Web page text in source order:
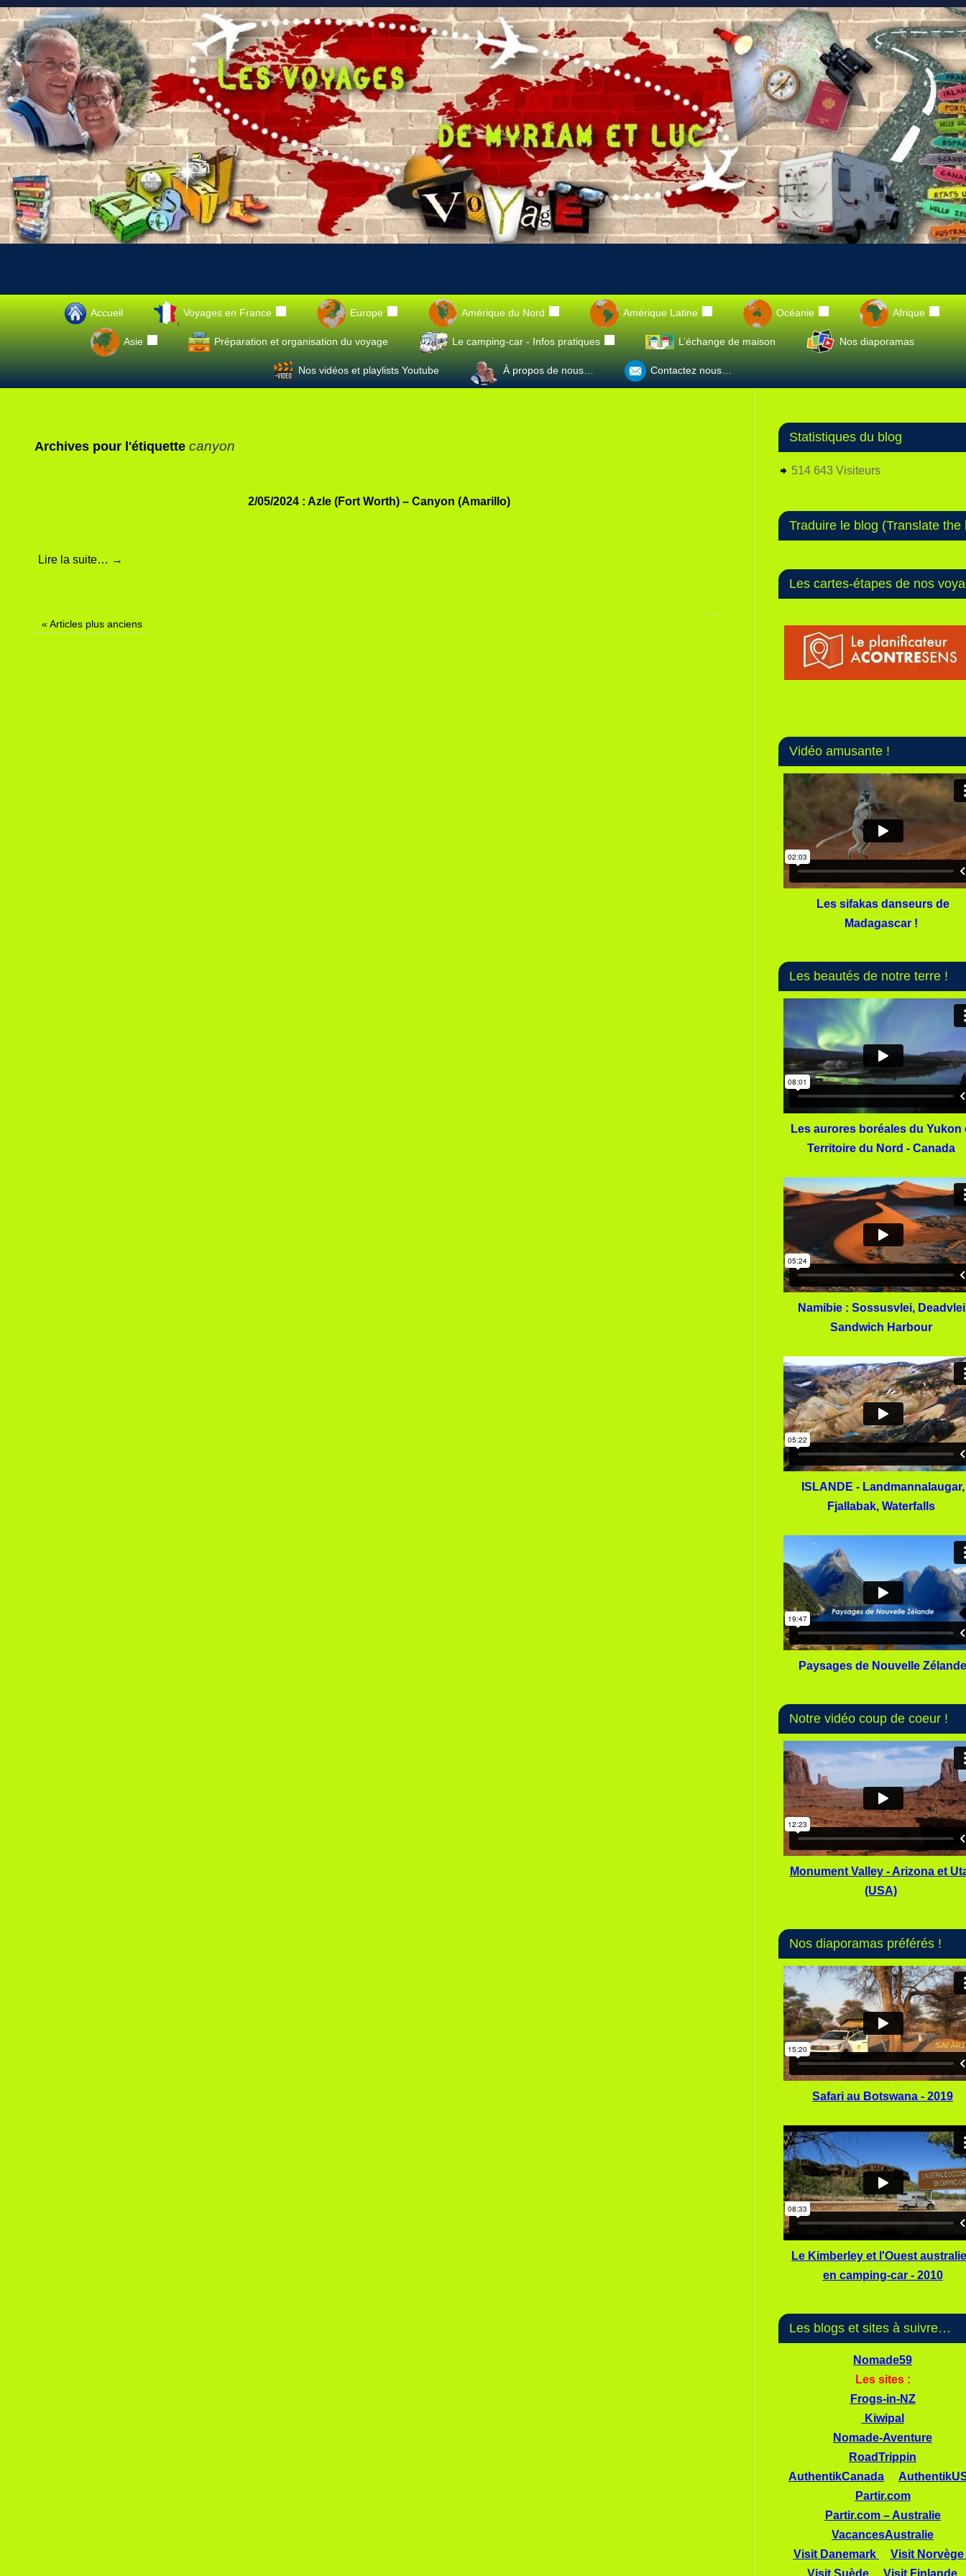
Accueil Voyages en France Europe Amérique du Nord Amérique Latine Océanie Afrique
Asie Préparation et organisation du voyage Le camping-car - Infos pratiques L’échange de maison Nos diaporamas
Nos vidéos et playlists Youtube À propos de nous… Contactez nous…
Archives pour l'étiquette canyon
2/05/2024 : Azle (Fort Worth) – Canyon (Amarillo)
Lire la suite… →
« Articles plus anciens
Statistiques du blog
514 643 Visiteurs
Traduire le blog (Translate the
Les cartes-étapes de nos
Vidéo amusante !
Les sifakas danseurs de
Madagascar !
Les beautés de notre terre !
Les aurores boréales du Yukon
Territoire du Nord - Canada
Namibie : Sossusvlei,
Sandwich Harbour
ISLANDE - Landmannalaugar,
Fjallabak, Waterfalls
Paysages de Nouvelle Zélande
Notre vidéo coup de coeur !
Monument Valley - Arizona et
(USA)
Nos diaporamas préférés !
Safari au Botswana - 2019
Le Kimberley et l'Ouest
en camping-car - 2010
Les blogs et sites à suivre…
Nomade59
Les sites :
Frogs-in-NZ
Kiwipal
Nomade-Aventure
RoadTrippin
AuthentikCanada
Partir.com
Partir.com – Australie
VacancesAustralie
Visit Danemark
Visit Norvège
Visit Suède
Visit Finlande